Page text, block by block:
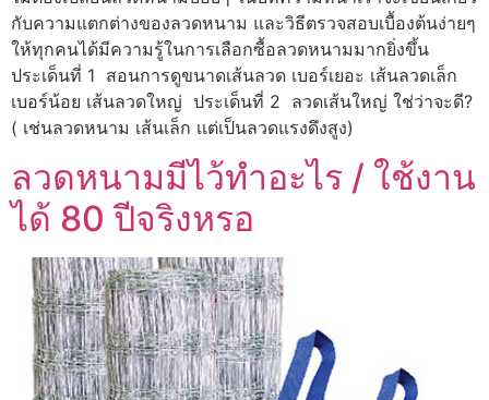
กับความแตกต่างของลวดหนาม และวิธีตรวจสอบเบื้องต้นง่ายๆ
ให้ทุกคนได้มีความรู้ในการเลือกซื้อลวดหนามมากยิ่งขึ้น
ประเด็นที่ 1 สอนการดูขนาดเส้นลวด เบอร์เยอะ เส้นลวดเล็ก
เบอร์น้อย เส้นลวดใหญ่ ประเด็นที่ 2 ลวดเส้นใหญ่ ใช่ว่าจะดี?
( เช่นลวดหนาม เส้นเล็ก เเต่เป็นลวดแรงดึงสูง)
ลวดหนามมีไว้ทำอะไร / ใช้งาน
ได้ 80 ปีจริงหรอ